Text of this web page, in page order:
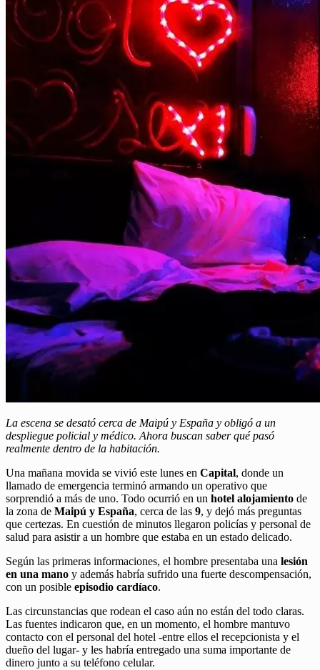
La escena se desató cerca de Maipú y España y obligó a un
despliegue policial y médico. Ahora buscan saber qué pasó
realmente dentro de la habitación.
Una mañana movida se vivió este lunes en Capital, donde un
llamado de emergencia terminó armando un operativo que
sorprendió a más de uno. Todo ocurrió en un hotel alojamiento de
la zona de Maipú y España, cerca de las 9, y dejó más preguntas
que certezas. En cuestión de minutos llegaron policías y personal de
salud para asistir a un hombre que estaba en un estado delicado.
Según las primeras informaciones, el hombre presentaba una lesión
en una mano y además habría sufrido una fuerte descompensación,
con un posible episodio cardíaco.
Las circunstancias que rodean el caso aún no están del todo claras.
Las fuentes indicaron que, en un momento, el hombre mantuvo
contacto con el personal del hotel -entre ellos el recepcionista y el
dueño del lugar- y les habría entregado una suma importante de
dinero junto a su teléfono celular.